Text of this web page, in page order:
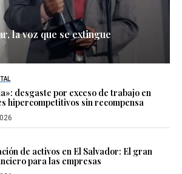
la voz que se extingue
desgaste por exceso de trabajo en
hipercompetitivos sin recompensa
de activos en El Salvador: El gran
para las empresas